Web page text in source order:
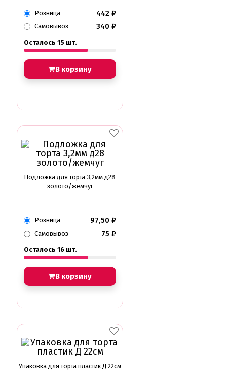
Розница 442 ₽
Самовывоз 340 ₽
Осталось 15 шт.
В корзину
Подложка для торта 3,2мм д28
золото/жемчуг
Розница 97,50 ₽
Самовывоз 75 ₽
Осталось 16 шт.
В корзину
Упаковка для торта пластик Д 22см